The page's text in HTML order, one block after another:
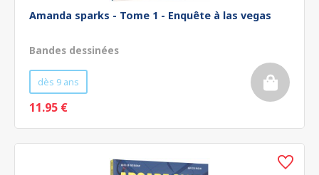
Amanda sparks - Tome 1 - Enquête à las vegas
Bandes dessinées
dès 9 ans
11.95 €